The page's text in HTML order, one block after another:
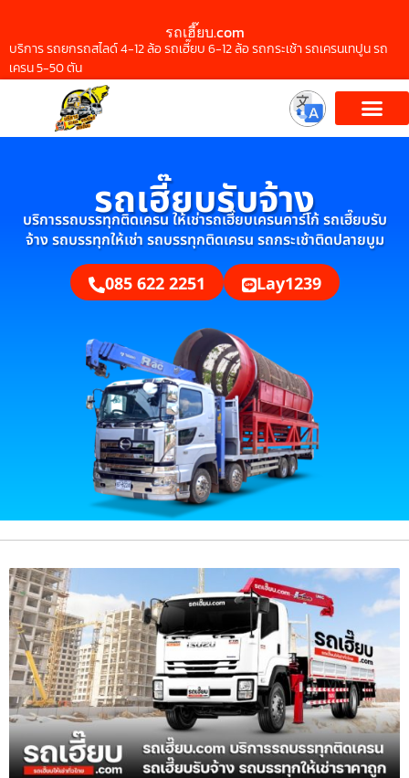
รถเฮี๊ยบ.com
บริการ รถยกรถสไลด์ 4-12 ล้อ รถเฮี๊ยบ 6-12 ล้อ รถกระเช้า รถเครนเทปูน รถ
เครน 5-50 ตัน
รถเฮี๊ยบรับจ้าง
บริการรถบรรทุกติดเครน ให้เช่ารถเฮี๊ยบเครนคาร์โก้ รถเฮี๊ยบรับ
จ้าง รถบรรทุกให้เช่า รถบรรทุกติดเครน รถกระเช้าติดปลายบูม
085 622 2251 Lay1239